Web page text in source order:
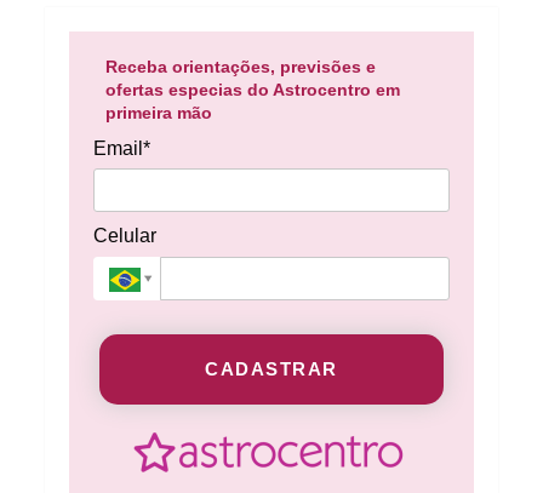
Receba orientações, previsões e
ofertas especias do Astrocentro em
primeira mão
Email*
Celular
CADASTRAR